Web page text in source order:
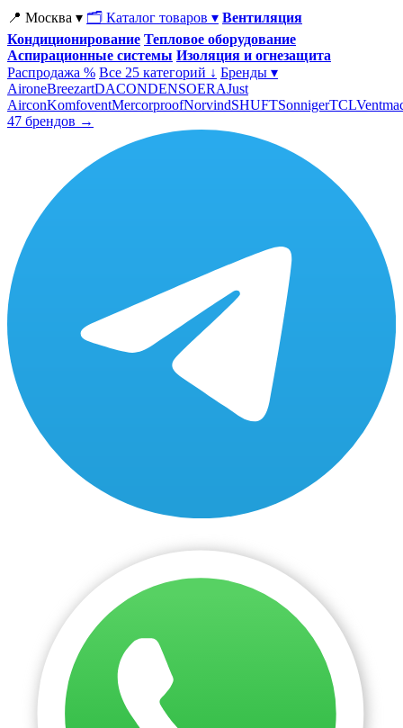
📍 Москва ▾ 🗂 Каталог товаров ▾ Вентиляция
Кондиционирование Тепловое оборудование
Аспирационные системы Изоляция и огнезащита
Распродажа % Все 25 категорий ↓ Бренды ▾
AironeBreezartDACONDENSOERAJust
AirconKomfoventMercorproofNorvindSHUFTSonnigerTCL
47 брендов →